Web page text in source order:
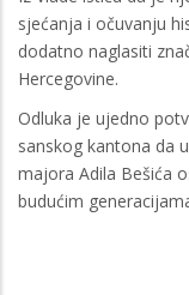
sjećanja i očuvanju
dodatno naglasiti
Hercegovine.
Odluka je ujedno
sanskog kantona da
majora Adila Bešića
budućim